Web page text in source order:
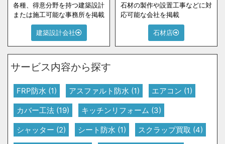
各種、得意分野を持つ建築設計
または施工可能な事務所を掲載
建築設計会社
石材の製作や設置工事などに対
応可能な会社を掲載
石材店
サービス内容から探す
FRP防水 (1) アスファルト防水 (1) エアコン (1)
カバー工法 (19) キッチンリフォーム (3)
シャッター (2) シート防水 (1) スクラップ買取 (4)